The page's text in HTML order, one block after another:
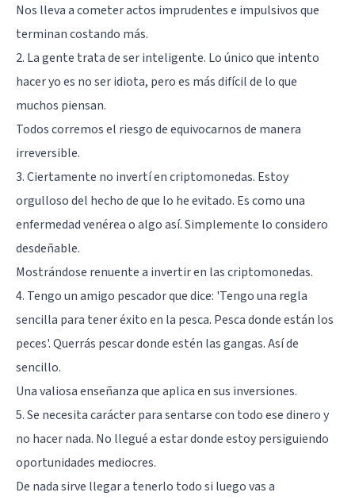
Nos lleva a cometer actos imprudentes e impulsivos que
terminan costando más.
2. La gente trata de ser inteligente. Lo único que intento
hacer yo es no ser idiota, pero es más difícil de lo que
muchos piensan.
Todos corremos el riesgo de equivocarnos de manera
irreversible.
3. Ciertamente no invertí en criptomonedas. Estoy
orgulloso del hecho de que lo he evitado. Es como una
enfermedad venérea o algo así. Simplemente lo considero
desdeñable.
Mostrándose renuente a invertir en las criptomonedas.
4. Tengo un amigo pescador que dice: 'Tengo una regla
sencilla para tener éxito en la pesca. Pesca donde están los
peces'. Querrás pescar donde estén las gangas. Así de
sencillo.
Una valiosa enseñanza que aplica en sus inversiones.
5. Se necesita carácter para sentarse con todo ese dinero y
no hacer nada. No llegué a estar donde estoy persiguiendo
oportunidades mediocres.
De nada sirve llegar a tenerlo todo si luego vas a